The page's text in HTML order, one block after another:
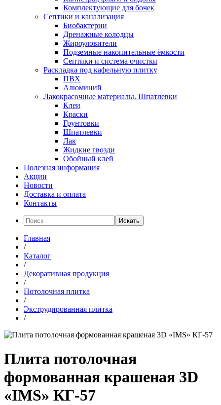
Комплектующие для бочек
Септики и канализация
Биобактерии
Дренажные колодцы
Жироуловители
Подземные накопительные ёмкости
Септики и система очистки
Раскладка под кафельную плитку
ПВХ
Алюминий
Лакокрасочные материалы. Шпатлевки
Клеи
Краски
Грунтовки
Шпатлевки
Лак
Жидкие гвозди
Обойный клей
Полезная информация
Акции
Новости
Доставка и оплата
Контакты
Искать
Главная
/
Каталог
/
Декоративная продукция
/
Потолочная плитка
/
Экструдированная плитка
/
Плита потолочная
формованная крашеная 3D
«IMS» КГ-57